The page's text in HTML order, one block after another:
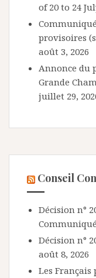
of 20 to 24
provisoires
août 3, 2026
Annonce du
Grande
juillet 29,
Conseil
Décision n°
Décision n°
août 8, 2026
Les